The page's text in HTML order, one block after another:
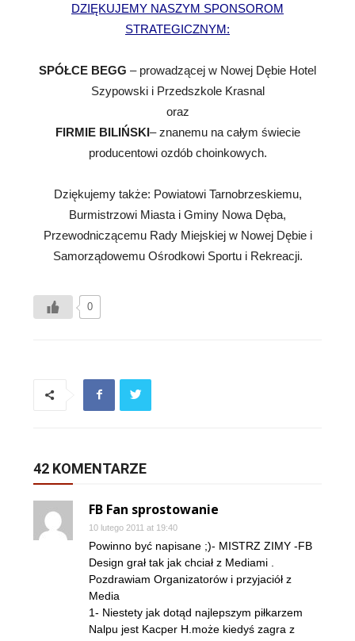
DZIĘKUJEMY NASZYM SPONSOROM
STRATEGICZNYM:
SPÓŁCE BEGG – prowadzącej w Nowej Dębie Hotel
Szypowski i Przedszkole Krasnal
oraz
FIRMIE BILIŃSKI– znanemu na całym świecie
producentowi ozdób choinkowych.
Dziękujemy także: Powiatowi Tarnobrzeskiemu,
Burmistrzowi Miasta i Gminy Nowa Dęba,
Przewodniczącemu Rady Miejskiej w Nowej Dębie i
Samorządowemu Ośrodkowi Sportu i Rekreacji.
0
42 KOMENTARZE
FB Fan sprostowanie
10 lutego 2011 at 19:40
Powinno być napisane ;)- MISTRZ ZIMY -FB
Design grał tak jak chciał z Mediami .
Pozdrawiam Organizatorów i przyjaciół z
Media
1- Niestety jak dotąd najlepszym piłkarzem
Nalpu jest Kacper H.może kiedyś zagra z